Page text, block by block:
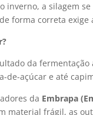
inverno, a silagem
forma correta
da fermentação
de-açúcar e até
da Embrapa
material frágil, as